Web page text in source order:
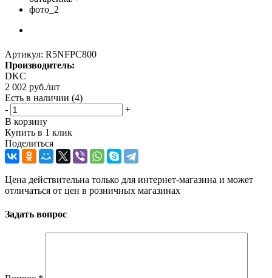
Артикул: R5NFPC800
Производитель:
DKC
2 002 руб./шт
Есть в наличии (4)
-
+
В корзину
Купить в 1 клик
Поделиться
Цена действительна только для интернет-магазина и может
отличаться от цен в розничных магазинах
Задать вопрос